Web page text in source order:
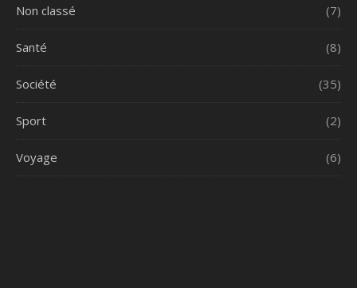
Non classé (7)
Santé (8)
Société (35)
Sport (2)
Voyage (6)